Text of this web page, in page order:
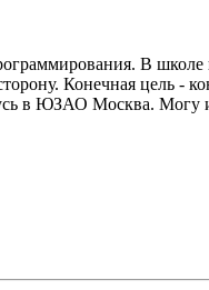
В
Конечная цель -
в ЮЗАО Москва. Могу